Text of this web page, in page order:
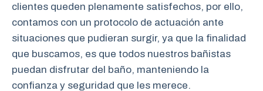
clientes queden plenamente satisfechos, por ello,
contamos con un protocolo de actuación ante
situaciones que pudieran surgir, ya que la finalidad
que buscamos, es que todos nuestros bañistas
puedan disfrutar del baño, manteniendo la
confianza y seguridad que les merece.